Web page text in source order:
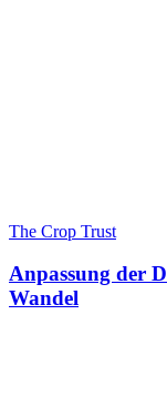
The Crop Trust
Anpassung der
Wandel